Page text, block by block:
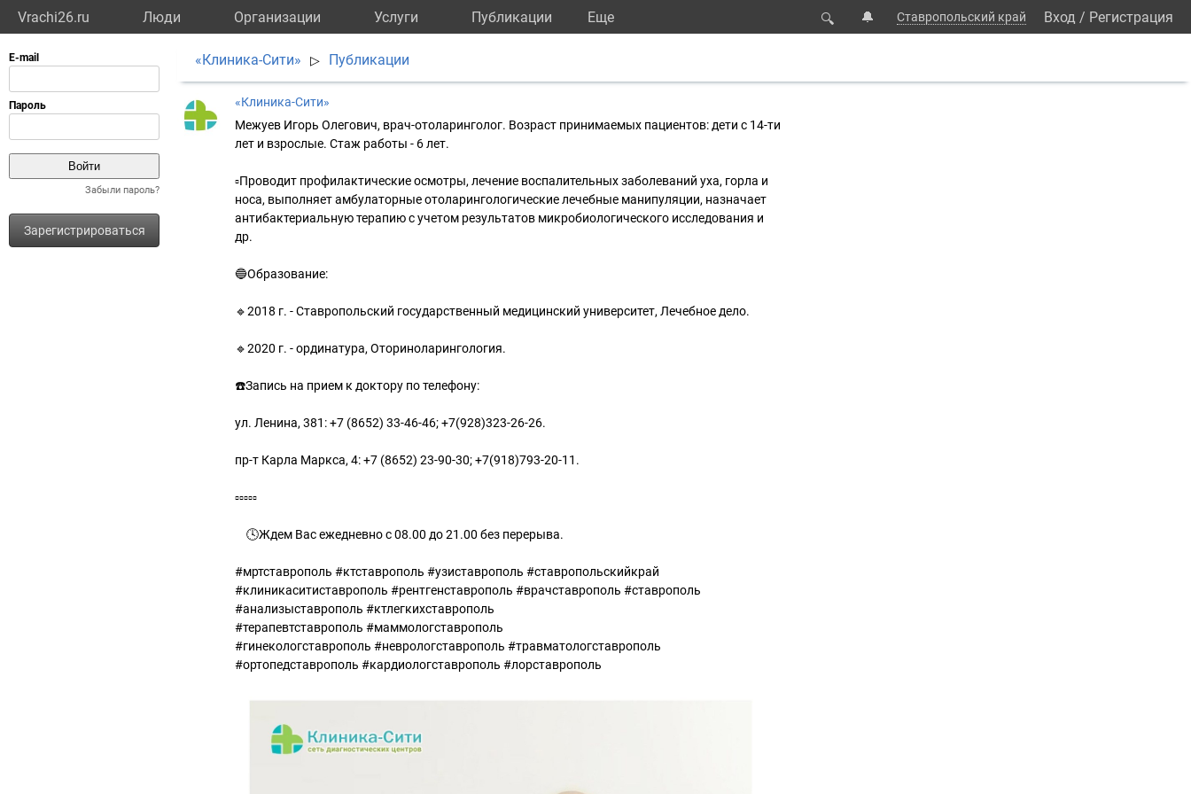
Vrachi26.ru Люди Организации Услуги Публикации Eще 🔍 🔔 Ставропольский край Вход / Регистрация
Забыли пароль?
Зарегистрироваться
«Клиника-Сити» ▷ Публикации
«Клиника-Сити»
Межуев Игорь Олегович, врач-отоларинголог. Возраст принимаемых пациентов: дети с 14-ти
лет и взрослые. Стаж работы - 6 лет.
▫️Проводит профилактические осмотры, лечение воспалительных заболеваний уха, горла и
носа, выполняет амбулаторные отоларингологические лечебные манипуляции, назначает
антибактериальную терапию с учетом результатов микробиологического исследования и
др.
🔵Образование:
🔹2018 г. - Ставропольский государственный медицинский университет, Лечебное дело.
🔹2020 г. - ординатура, Оториноларингология.
☎️Запись на прием к доктору по телефону:
ул. Ленина, 381: +7 (8652) 33-46-46; +7(928)323-26-26.
пр-т Карла Маркса, 4: +7 (8652) 23-90-30; +7(918)793-20-11.
▫️▫️▫️▫️▫️
⠀ 🕓Ждем Вас ежедневно с 08.00 до 21.00 без перерыва.
#мртставрополь #ктставрополь #узиставрополь #ставропольскийкрай
#клиникаситиставрополь #рентгенставрополь #врачставрополь #ставрополь
#анализыставрополь #ктлегкихставрополь
#терапевтставрополь #маммологставрополь
#гинекологставрополь #неврологставрополь #травматологставрополь
#ортопедставрополь #кардиологставрополь #лорставрополь